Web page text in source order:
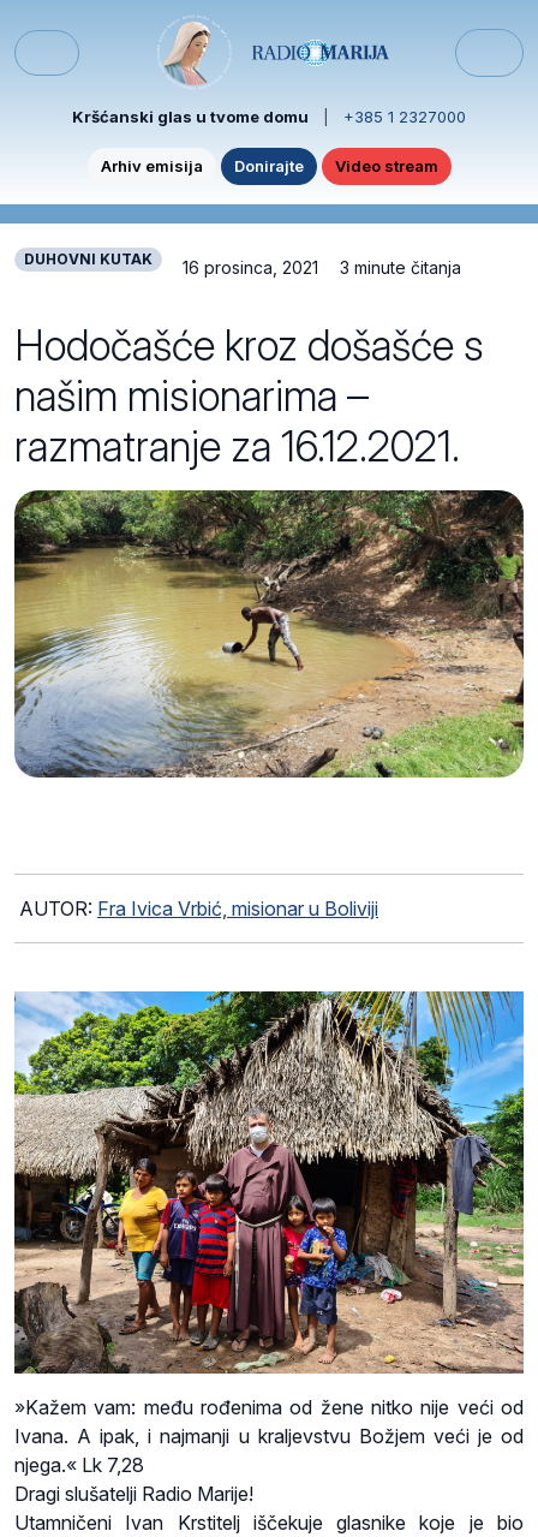
Menu
Kršćanski glas u tvome domu +385 1 2327000
Arhiv emisija Donirajte Video stream
DUHOVNI KUTAK 16 prosinca, 2021 3 minute čitanja
Hodočašće kroz došašće s
našim misionarima –
razmatranje za 16.12.2021.
AUTOR: Fra Ivica Vrbić, misionar u Boliviji
»Kažem vam: među rođenima od žene nitko nije veći od
Ivana. A ipak, i najmanji u kraljevstvu Božjem veći je od
njega.« Lk 7,28
Dragi slušatelji Radio Marije!
Utamničeni Ivan Krstitelj iščekuje glasnike koje je bio